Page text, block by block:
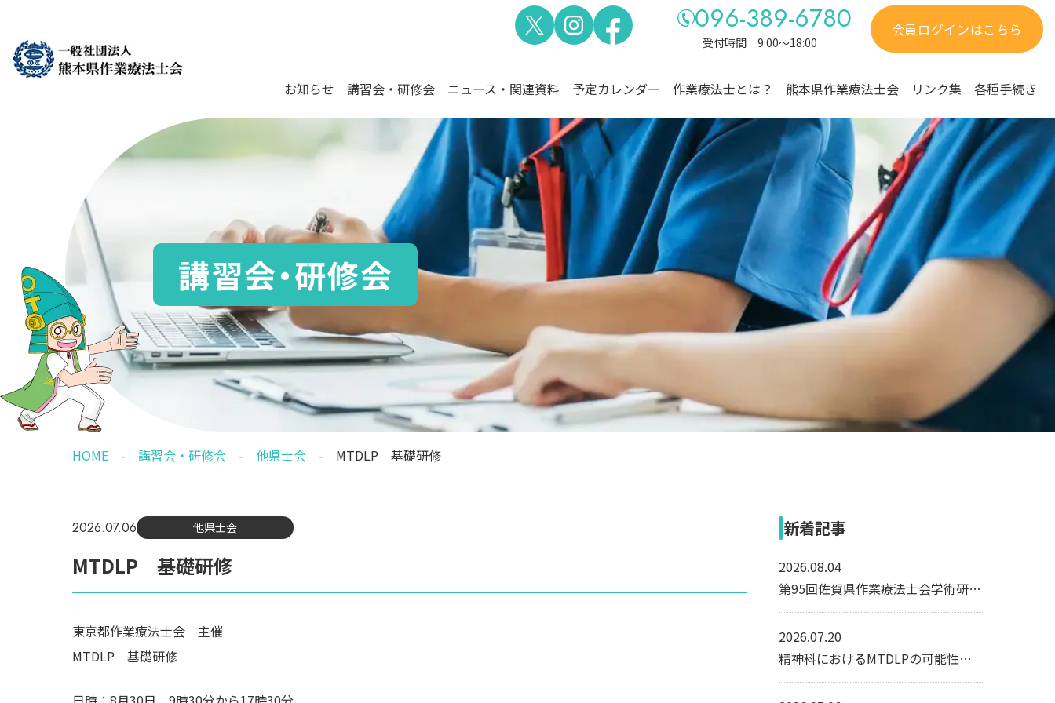
お知らせ 講習会・研修会 ニュース・関連資料 予定カレンダー 作業療法士とは？
作業療法士とは
作業療法士とは？
作業療法士の領域
作業療法士になるには
養成校のご案内
先輩OTの体験談
熊本県作業療法士会
熊本県作業療法士会
会長挨拶
役員紹介
代議員名簿
定款・規約
刊行物
ブロック活動紹介
組織図・委員会
リンク集 各種手続き
096-389-6780
受付時間 9:00～18:00
会員ログインはこちら
講習会・研修会
HOME 講習会・研修会 他県士会 MTDLP 基礎研修
2026.07.06 他県士会
MTDLP 基礎研修
東京都作業療法士会 主催
MTDLP 基礎研修
新着記事
2026.08.04
第95回佐賀県作業療法士会学術研修会
2026.07.20
精神科におけるMTDLPの可能性について考える